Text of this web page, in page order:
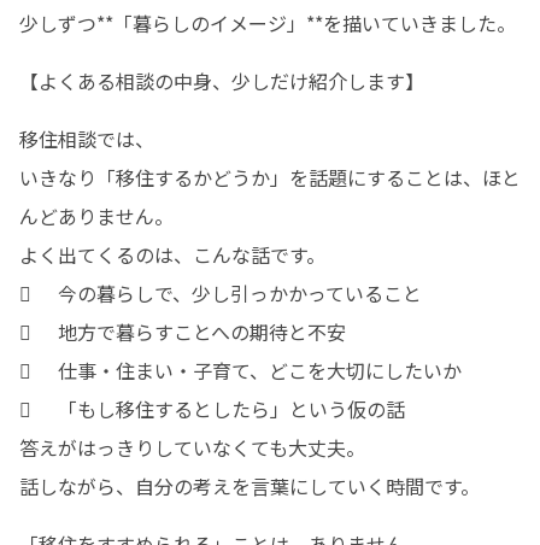
少しずつ**「暮らしのイメージ」**を描いていきました。
【よくある相談の中身、少しだけ紹介します】
移住相談では、
いきなり「移住するかどうか」を話題にすることは、ほと
んどありません。
よく出てくるのは、こんな話です。
	今の暮らしで、少し引っかかっていること
	地方で暮らすことへの期待と不安
	仕事・住まい・子育て、どこを大切にしたいか
	「もし移住するとしたら」という仮の話
答えがはっきりしていなくても大丈夫。
話しながら、自分の考えを言葉にしていく時間です。